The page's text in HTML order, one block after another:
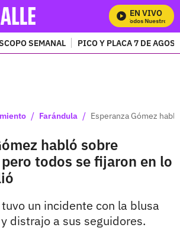
EN VIVO
Mira Todos Nuestros
SEMANAL PICO Y PLACA 7 DE
/ Farándula / Esperanza Gómez
habló sobre
todos se fijaron en lo
un incidente con la blusa
distrajo a sus seguidores.